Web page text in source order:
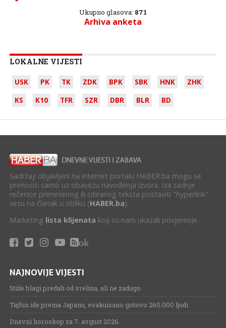
Ukupno glasova: 871
Arhiva anketa
LOKALNE VIJESTI
USK PK TK ZDK BPK SBK HNK
ZHK
KS
K10 TFR SZR DBR BLR BD
Sadržaji objavljeni na internet portalu HABER.ba mogu se
prenositi samo uz obavezu navođenja izvora. Iza zadnje
rečenice prenesenog ili citiranog teksta postaviti "hyperlink"
vezu na članak u obliku (HABER.ba).
Marketing lista klijenata koji su nam ukazali povjerenje.
ok
NAJNOVIJE VIJESTI
Stiže blagi predah od vrelina, ali ne zadugo
Tajfun ide prema Japanu, evakuisano gotovo 260.000 ljudi
Dnevni horoskop za 7. avgust 2026.